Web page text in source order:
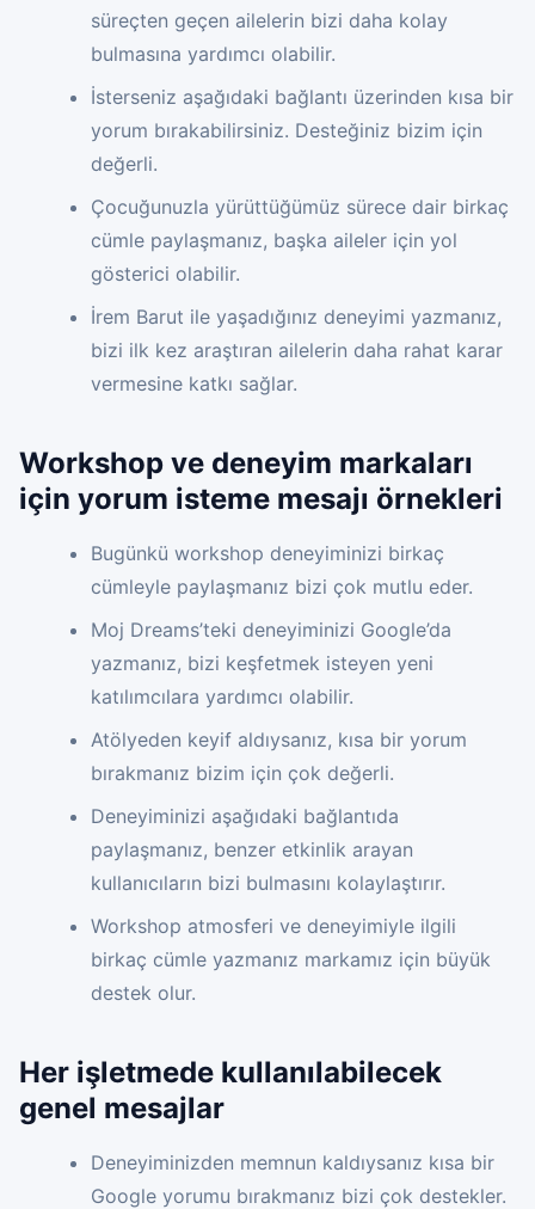
süreçten geçen ailelerin bizi daha kolay
bulmasına yardımcı olabilir.
İsterseniz aşağıdaki bağlantı üzerinden kısa bir
yorum bırakabilirsiniz. Desteğiniz bizim için
değerli.
Çocuğunuzla yürüttüğümüz sürece dair birkaç
cümle paylaşmanız, başka aileler için yol
gösterici olabilir.
İrem Barut ile yaşadığınız deneyimi yazmanız,
bizi ilk kez araştıran ailelerin daha rahat karar
vermesine katkı sağlar.
Workshop ve deneyim markaları
için yorum isteme mesajı örnekleri
Bugünkü workshop deneyiminizi birkaç
cümleyle paylaşmanız bizi çok mutlu eder.
Moj Dreams’teki deneyiminizi Google’da
yazmanız, bizi keşfetmek isteyen yeni
katılımcılara yardımcı olabilir.
Atölyeden keyif aldıysanız, kısa bir yorum
bırakmanız bizim için çok değerli.
Deneyiminizi aşağıdaki bağlantıda
paylaşmanız, benzer etkinlik arayan
kullanıcıların bizi bulmasını kolaylaştırır.
Workshop atmosferi ve deneyimiyle ilgili
birkaç cümle yazmanız markamız için büyük
destek olur.
Her işletmede kullanılabilecek
genel mesajlar
Deneyiminizden memnun kaldıysanız kısa bir
Google yorumu bırakmanız bizi çok destekler.